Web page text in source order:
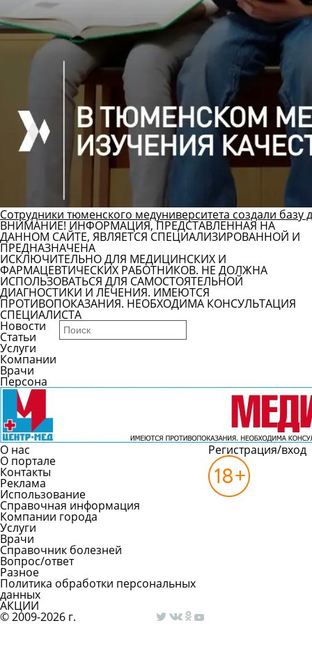
Сотрудники тюменского медуниверситета создали
ВНИМАНИЕ! ИНФОРМАЦИЯ, ПРЕДСТАВЛЕННАЯ НА
ДАННОМ САЙТЕ, ЯВЛЯЕТСЯ СПЕЦИАЛИЗИРОВАННОЙ И
ПРЕДНАЗНАЧЕНА
ИСКЛЮЧИТЕЛЬНО ДЛЯ МЕДИЦИНСКИХ И
ФАРМАЦЕВТИЧЕСКИХ РАБОТНИКОВ. НЕ ДОЛЖНА
ИСПОЛЬЗОВАТЬСЯ ДЛЯ САМОСТОЯТЕЛЬНОЙ
ДИАГНОСТИКИ И ЛЕЧЕНИЯ. ИМЕЮТСЯ
ПРОТИВОПОКАЗАНИЯ. НЕОБХОДИМА КОНСУЛЬТАЦИЯ
СПЕЦИАЛИСТА
Новости
Статьи
Услуги
Компании
Врачи
Персона
О нас
О портале
Контакты
Реклама
Использование
Справочная информация
Компании города
Услуги
Врачи
Справочник болезней
Вопрос/ответ
Разное
Политика обработки персональных
данных
АКЦИИ
Регистрация/вход
© 2009-2026 г.